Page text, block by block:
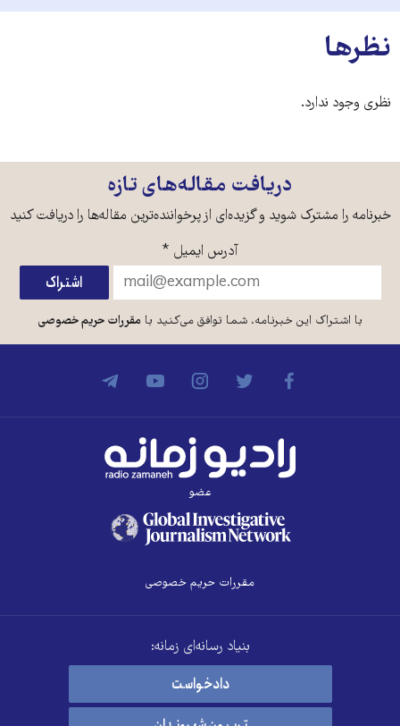
نظرها
نظری وجود ندارد.
دریافت مقاله‌های تازه
خبرنامه را مشترک شوید و گزیده‌ای از پرخواننده‌ترین مقاله‌ها را دریافت کنید
آدرس ایمیل *
با اشتراک این خبرنامه، شما توافق می‌کنید بامقررات حریم خصوصی
عضو
مقررات حریم خصوصی
بنیاد رسانه‌ای زمانه:
دادخواست